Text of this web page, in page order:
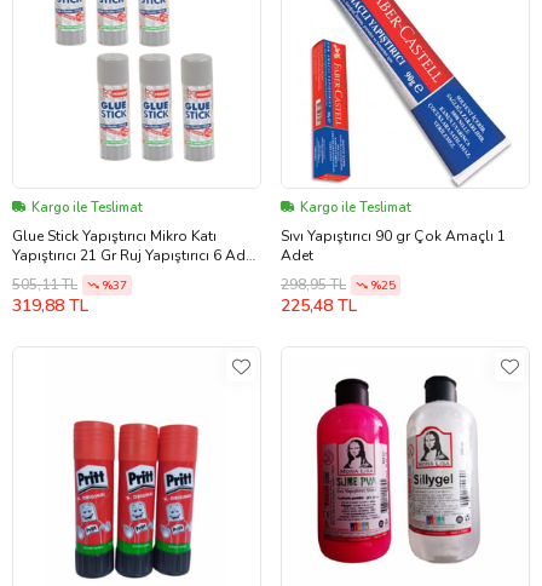
Kargo ile Teslimat
Glue Stick Yapıştırıcı Mikro Katı
Yapıştırıcı 21 Gr Ruj Yapıştırıcı 6 Adet
(Renksiz)
505,11 TL %37
319,88 TL
Kargo ile Teslimat
Sıvı Yapıştırıcı 90 gr Çok Amaçlı 1
Adet
298,95 TL
%25
225,48 TL